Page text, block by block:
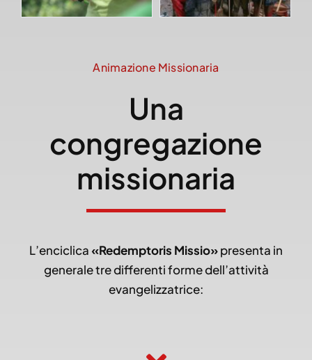
Animazione Missionaria
Una
congregazione
missionaria
L’enciclica «Redemptoris Missio»presenta in
generale tre differenti forme dell’attività
evangelizzatrice: